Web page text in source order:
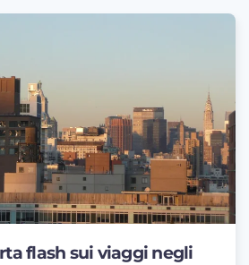
flash sui viaggi negli